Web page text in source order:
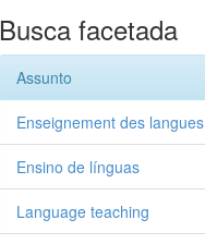
Busca facetada
Assunto
Enseignement des langues
Ensino de línguas
Language teaching